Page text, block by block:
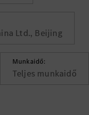
Ltd., Beijing
Munkaidő:
Teljes munkaidő